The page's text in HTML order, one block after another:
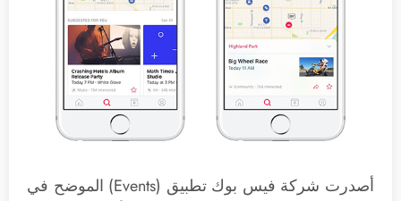
أصدرت شركة فيس بوك تطبيق (Events) الموضح في